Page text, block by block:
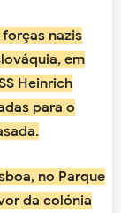
forças nazis
em
Heinrich
para o
no Parque
da colónia